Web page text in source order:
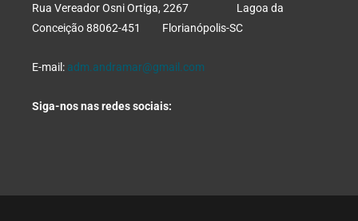
Rua Vereador Osni Ortiga, 2267 Lagoa da
Conceição 88062-451 Florianópolis-SC
E-mail: adm.andramar@gmail.com
Siga-nos nas redes sociais: